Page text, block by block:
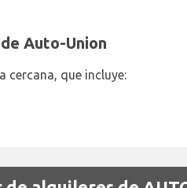
Auto-Union
cercana, que incluye: